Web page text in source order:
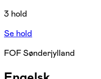
3 hold
Se hold
FOF Sønderjylland